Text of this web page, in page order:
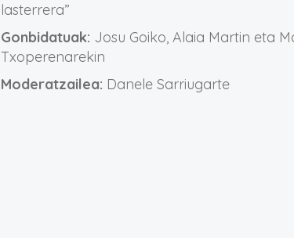
lasterrera”
Gonbidatuak: Josu Goiko, Alaia Martin eta
Txoperenarekin
Moderatzailea: Danele Sarriugarte